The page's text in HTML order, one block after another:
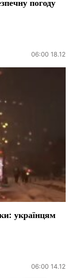
погоду
06:00 18.12
українцям
06:00 14.12